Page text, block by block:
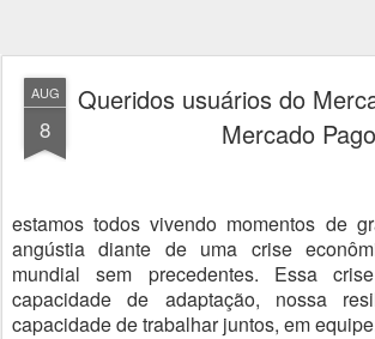
AUG
8
Queridos usuários do
Mercado Pago
estamos todos vivendo momentos de
angústia diante de uma crise
mundial sem precedentes. Essa
capacidade de adaptação, nossa
capacidade de trabalhar juntos, em